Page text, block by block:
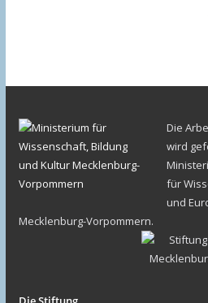
Die
wird
für
und
Mecklenburg-Vorpommern.